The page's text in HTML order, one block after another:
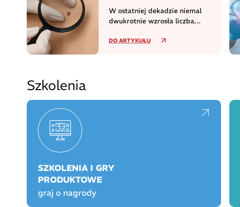
W ostatniej dekadzie niemal
dwukrotnie wzrosła liczba
DO ARTYKUŁU
Szkolenia
SZKOLENIA I GRY
PRODUKTOWE
graj o nagrody